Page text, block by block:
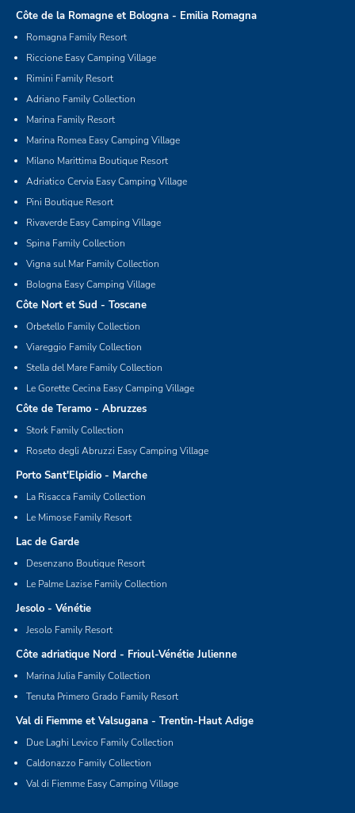
Côte de la Romagne et Bologna - Emilia Romagna
Romagna Family Resort
Riccione Easy Camping Village
Rimini Family Resort
Adriano Family Collection
Marina Family Resort
Marina Romea Easy Camping Village
Milano Marittima Boutique Resort
Adriatico Cervia Easy Camping Village
Pini Boutique Resort
Rivaverde Easy Camping Village
Spina Family Collection
Vigna sul Mar Family Collection
Bologna Easy Camping Village
Côte Nort et Sud - Toscane
Orbetello Family Collection
Viareggio Family Collection
Stella del Mare Family Collection
Le Gorette Cecina Easy Camping Village
Côte de Teramo - Abruzzes
Stork Family Collection
Roseto degli Abruzzi Easy Camping Village
Porto Sant'Elpidio - Marche
La Risacca Family Collection
Le Mimose Family Resort
Lac de Garde
Desenzano Boutique Resort
Le Palme Lazise Family Collection
Jesolo - Vénétie
Jesolo Family Resort
Côte adriatique Nord - Frioul-Vénétie Julienne
Marina Julia Family Collection
Tenuta Primero Grado Family Resort
Val di Fiemme et Valsugana - Trentin-Haut Adige
Due Laghi Levico Family Collection
Caldonazzo Family Collection
Val di Fiemme Easy Camping Village